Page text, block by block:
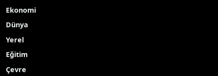
Yayınlanma Tarihi: 02.06.2026 15:15